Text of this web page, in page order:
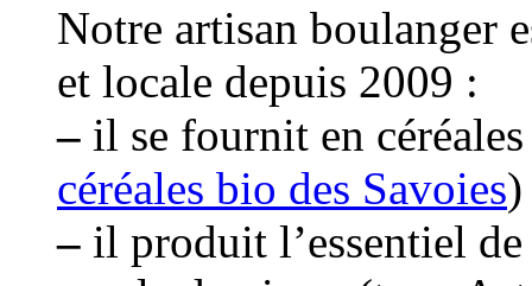
Notre artisan boulanger
et locale depuis 2009 :
– il se fournit en
céréales bio des Savoies)
– il produit l’essentiel